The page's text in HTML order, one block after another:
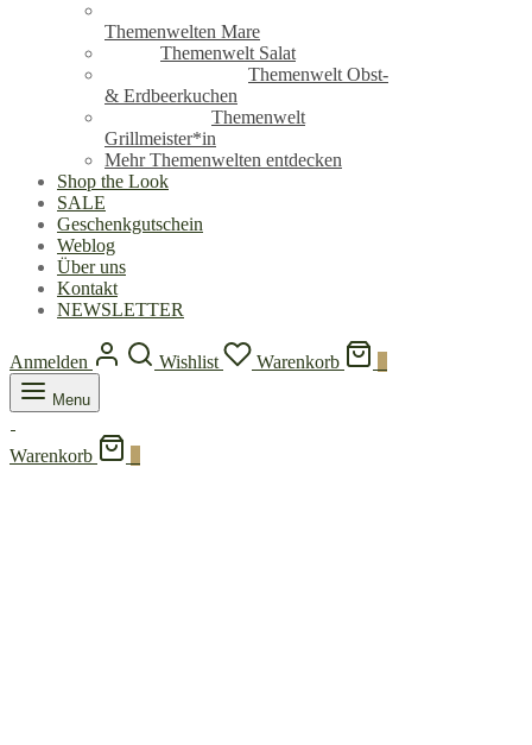
Themenwelten Mare
Themenwelt Salat
Themenwelt Obst-
& Erdbeerkuchen
Themenwelt
Grillmeister*in
Mehr Themenwelten entdecken
Shop the Look
SALE
Geschenkgutschein
Weblog
Über uns
Kontakt
NEWSLETTER
Anmelden Wishlist Warenkorb
Menu
Warenkorb